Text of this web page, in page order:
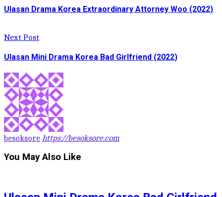
Ulasan Drama Korea Extraordinary Attorney Woo (2022)
Next Post
Ulasan Mini Drama Korea Bad Girlfriend (2022)
besoksore https://besoksore.com
You May Also Like